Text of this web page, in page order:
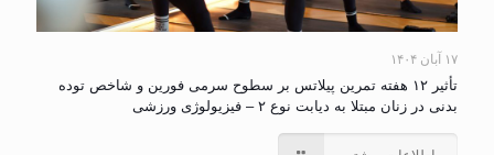
۱۷ آبان ۱۴۰۴
تأثیر ۱۲ هفته تمرین پیلاتس بر سطوح سرمی فورین و شاخص توده
بدنی در زنان مبتلا به دیابت نوع ۲ – فیزیولوژی ورزشی